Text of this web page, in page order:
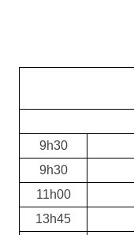
9h30
9h30
11h00
13h45